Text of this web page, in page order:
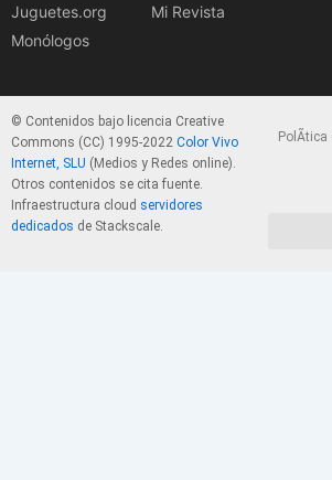
Juguetes.org
Monólogos
Mi Revista
© Contenidos bajo licencia Creative
Commons (CC) 1995-2022 Color Vivo
Internet, SLU (Medios y Redes online).
Otros contenidos se cita fuente.
Infraestructura cloud servidores
dedicados de Stackscale.
PolÃ­tica